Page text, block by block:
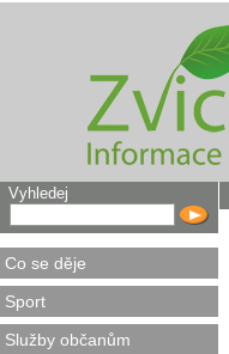
Vyhledej
Co se děje
Sport
Služby občanům